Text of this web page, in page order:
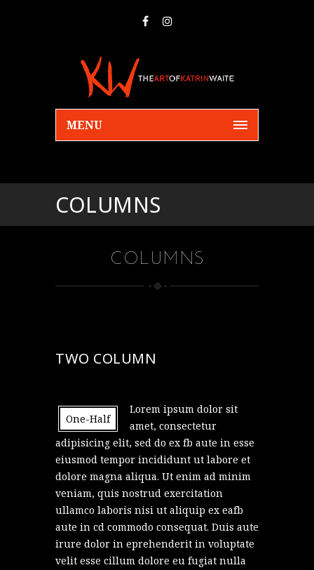
MENU
COLUMNS
COLUMNS
TWO COLUMN
One-Half
Lorem ipsum dolor sit
amet, consectetur
adipisicing elit, sed do ex fb aute in esse
eiusmod tempor incididunt ut labore et
dolore magna aliqua. Ut enim ad minim
veniam, quis nostrud exercitation
ullamco laboris nisi ut aliquip ex eafb
aute in cd commodo consequat. Duis aute
irure dolor in eprehenderit in voluptate
velit esse cillum dolore eu fugiat nulla